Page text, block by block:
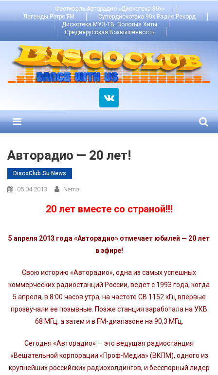
Фестиваль Авторадио «Дискотека 80х»
Легенды Ретро FM
Супердискотека 90х Радио Рекорд
Дискотека МУЗ-ТВ. Золотые Хиты
Среднерусская Возвышенность
Menu
Авторадио — 20 лет!
DiscoClub.su News
05.04.2013 Nemo
20 лет вместе со страной!!!
5 апреля 2013 года «Авторадио» отмечает юбилей — 20 лет
в эфире!
Свою историю «Авторадио», одна из самых успешных
коммерческих радиостанций России, ведет с 1993 года, когда
5 апреля, в 8:00 часов утра, на частоте СВ 1152 кГц впервые
прозвучали ее позывные. Позже станция заработала на УКВ
68 МГц, а затем и в FM-диапазоне на 90,3 МГц.
Сегодня «Авторадио» — это ведущая радиостанция
«Вещательной корпорации «Проф-Медиа» (ВКПМ), одного из
крупнейших российских радиохолдингов, и бесспорный лидер